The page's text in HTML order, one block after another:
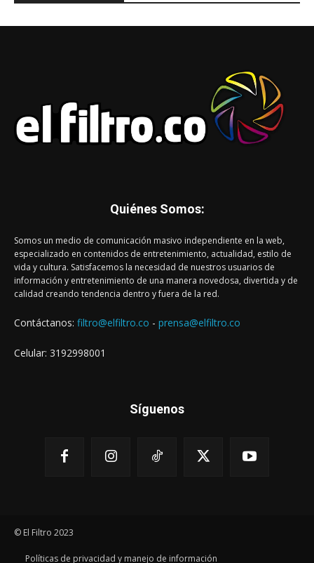
Quiénes Somos:
Somos un medio de comunicación masivo independiente en la web,
especializado en contenidos de entretenimiento, actualidad, estilo de
vida y cultura. Satisfacemos la necesidad de nuestros usuarios de
información y entretenimiento de una manera novedosa, divertida y de
calidad creando tendencia dentro y fuera de la red.
Contáctanos: filtro@elfiltro.co - prensa@elfiltro.co
Celular: 3192998001
Síguenos
© El Filtro 2023
Políticas de privacidad y manejo de información